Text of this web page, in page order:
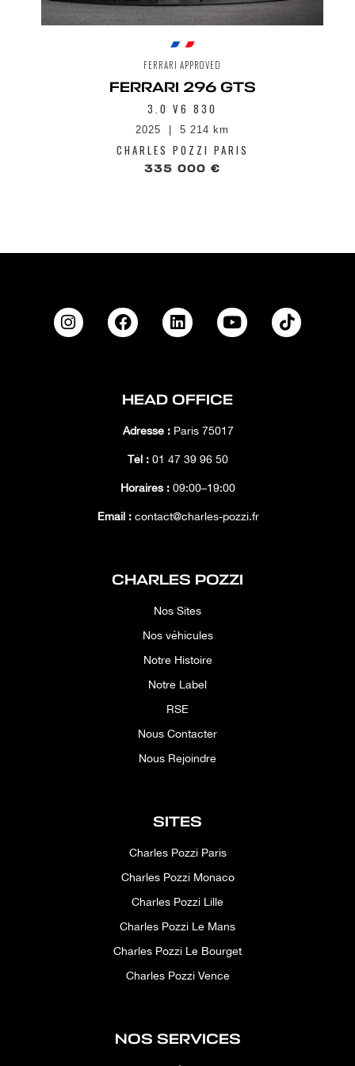
FERRARI APPROVED
FERRARI 296 GTS
3.0 V6 830
2025 5 214 km
CHARLES POZZI PARIS
335 000 €
HEAD OFFICE
Adresse :Paris 75017
Tél : 01 47 39 96 50
Horaires : 09:00–19:00
Email :contact@charles-pozzi.fr
CHARLES POZZI
Nos Sites
Nos véhicules
Notre Histoire
Notre Label
RSE
Nous Contacter
Nous Rejoindre
SITES
Charles Pozzi Paris
Charles Pozzi Monaco
Charles Pozzi Lille
Charles Pozzi Le Mans
Charles Pozzi Le Bourget
Charles Pozzi Vence
NOS SERVICES